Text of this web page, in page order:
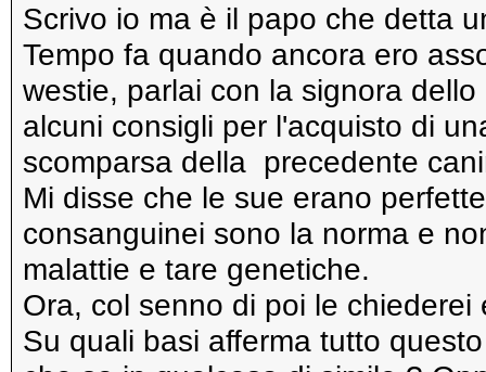
Scrivo io ma è il papo che detta
Tempo fa quando ancora ero
westie, parlai con la signora
alcuni consigli per l'acquisto di
scomparsa della precedente
Mi disse che le sue erano
consanguinei sono la norma e
malattie e tare genetiche.
Ora, col senno di poi le
Su quali basi afferma tutto